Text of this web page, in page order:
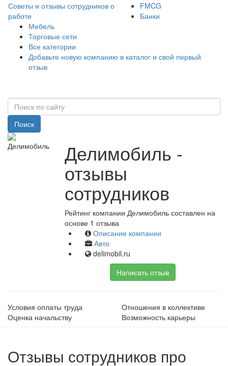
Советы и отзывы сотрудников о
работе
FMCG
Банки
Мебель
Торговые сети
Все категории
Добавьте новую компанию в каталог и свой первый
отзыв
Поиск
Делимобиль -
отзывы
сотрудников
Рейтинг компании Делимобиль составлен на
основе 1 отзыва
Описание компании
Авто
delimobil.ru
Написать отзыв
Условия оплаты труда
Отношения в коллективе
Оценка начальству
Возможность карьеры
Отзывы сотрудников про